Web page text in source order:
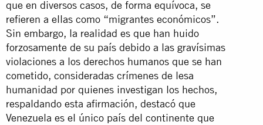
que en diversos casos, de forma equívoca, se
refieren a ellas como “migrantes económicos”.
Sin embargo, la realidad es que han huido
forzosamente de su país debido a las gravísimas
violaciones a los derechos humanos que se han
cometido, consideradas crímenes de lesa
humanidad por quienes investigan los hechos,
respaldando esta afirmación, destacó que
Venezuela es el único país del continente que